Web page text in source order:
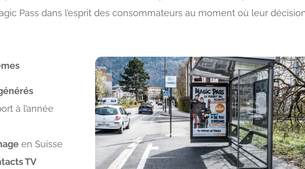
Pass dans l’esprit des consommateurs au moment où leur
à l’année
en Suisse
TV